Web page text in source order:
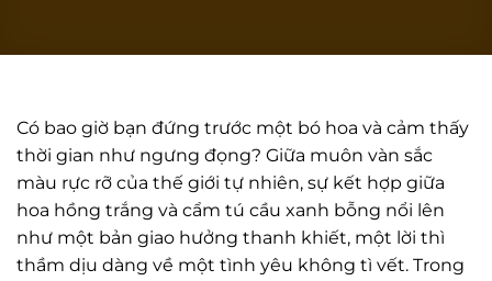
Có bao giờ bạn đứng trước một bó hoa và cảm thấy
thời gian như ngưng đọng? Giữa muôn vàn sắc
màu rực rỡ của thế giới tự nhiên, sự kết hợp giữa
hoa hồng trắng và cẩm tú cầu xanh bỗng nổi lên
như một bản giao hưởng thanh khiết, một lời thì
thầm dịu dàng về một tình yêu không tì vết. Trong